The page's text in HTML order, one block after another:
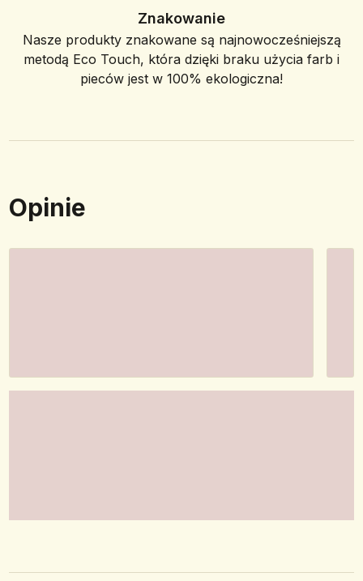
Znakowanie
Nasze produkty znakowane są najnowocześniejszą
metodą Eco Touch, która dzięki braku użycia farb i
pieców jest w 100% ekologiczna!
Opinie